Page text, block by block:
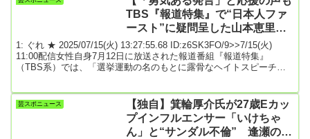
アカウントから卑猥な連絡がきた女性が、コレコレに相談した事で
TBS『報道特集』で“日本人ファ
ースト”に疑問呈した山本恵里伽
アナのインスタが大荒れ状態
1: ぐれ ★ 2025/07/15(火) 13:27:55.68 ID:z6SK3FO/9>>7/15(火)
11:00配信女性自身7月12日に放送された報道番組『報道特集』
（TBS系）では、「選挙運動の名のもとに露骨なヘイトスピーチ
か、「日本人ファースト」を掲げる参政党が急速に支持を伸ばして
いるという情勢を取り上げ、同党の神谷宗幣代表（47）が「まず自
芸スポニュース
【独自】箕輪厚介氏が27歳Eカッ
プインフルエンサー「いけちゃ
ん」と“サンダル不倫” 逢瀬のあ